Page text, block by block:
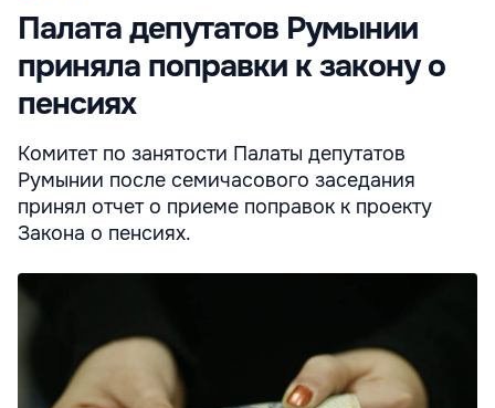
Палата депутатов Румынии
приняла поправки к закону о
пенсиях
Комитет по занятости Палаты депутатов
Румынии после семичасового заседания
принял отчет о приеме поправок к проекту
Закона о пенсиях.